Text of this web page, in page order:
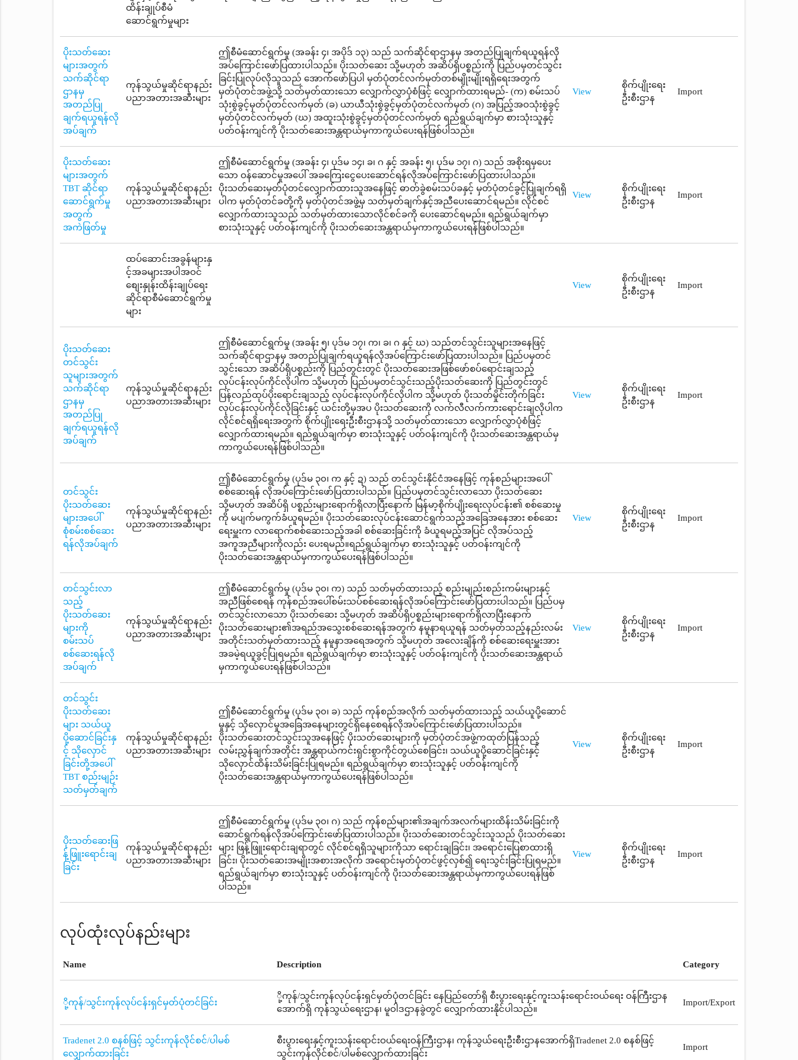
ထိန်းချုပ်စီမံ
ဆောင်ရွက်မှုများ
ပိုးသတ်ဆေး
များအတွက်
သက်ဆိုင်ရာ
ဌာနမှ
အတည်ပြု
ချက်ရယူရန်လို
အပ်ချက်
ကုန်သွယ်မှုဆိုင်ရာနည်း
ပညာအတားအဆီးများ
ဤစီမံဆောင်ရွက်မှု (အခန်း ၄၊ အပိုဒ် ၁၃) သည် သက်ဆိုင်ရာဌာနမှ အတည်ပြုချက်ရယူရန်လို
အပ်ကြောင်းဖော်ပြထားပါသည်။ ပိုးသတ်ဆေး သို့မဟုတ် အဆိပ်ရှိပစ္စည်းကို ပြည်ပမှတင်သွင်း
ခြင်းပြုလုပ်လိုသူသည် အောက်ဖော်ပြပါ မှတ်ပုံတင်လက်မှတ်တစ်မျိုးမျိုးရရှိရေးအတွက်
မှတ်ပုံတင်အဖွဲ့သို့ သတ်မှတ်ထားသော လျှောက်လွှာပုံစံဖြင့် လျှောက်ထားရမည်- (က) စမ်းသပ်
သုံးစွဲခွင့်မှတ်ပုံတင်လက်မှတ် (ခ) ယာယီသုံးစွဲခွင့်မှတ်ပုံတင်လက်မှတ် (ဂ) အပြည့်အဝသုံးစွဲခွင့်
မှတ်ပုံတင်လက်မှတ် (ဃ) အထူးသုံးစွဲခွင့်မှတ်ပုံတင်လက်မှတ် ရည်ရွယ်ချက်မှာ စားသုံးသူနှင့်
ပတ်ဝန်းကျင်ကို ပိုးသတ်ဆေးအန္တရာယ်မှကာကွယ်ပေးရန်ဖြစ်ပါသည်။
View
စိုက်ပျိုးရေး
ဦးစီးဌာန
Import
ပိုးသတ်ဆေး
များအတွက်
TBT ဆိုင်ရာ
ဆောင်ရွက်မှု
အတွက်
အကဲဖြတ်မှု
ကုန်သွယ်မှုဆိုင်ရာနည်း
ပညာအတားအဆီးများ
ဤစီမံဆောင်ရွက်မှု (အခန်း ၄၊ ပုဒ်မ ၁၄၊ ခ၊ ဂ နှင့် အခန်း ၅၊ ပုဒ်မ ၁၇၊ ဂ) သည် အစိုးရမှပေး
သော ဝန်ဆောင်မှုအပေါ် အခကြေးငွေပေးဆောင်ရန်လိုအပ်ကြောင်းဖော်ပြထားပါသည်။
ပိုးသတ်ဆေးမှတ်ပုံတင်လျှောက်ထားသူအနေဖြင့် ဓာတ်ခွဲစမ်းသပ်ခနှင့် မှတ်ပုံတင်ခွင့်ပြုချက်ရရှိ
ပါက မှတ်ပုံတင်ခတို့ကို မှတ်ပုံတင်အဖွဲ့မှ သတ်မှတ်ချက်နှင့်အညီပေးဆောင်ရမည်။ လိုင်စင်
လျှောက်ထားသူသည် သတ်မှတ်ထားသောလိုင်စင်ခကို ပေးဆောင်ရမည်။ ရည်ရွယ်ချက်မှာ
စားသုံးသူနှင့် ပတ်ဝန်းကျင်ကို ပိုးသတ်ဆေးအန္တရာယ်မှကာကွယ်ပေးရန်ဖြစ်ပါသည်။
View
စိုက်ပျိုးရေး
ဦးစီးဌာန
Import
ထပ်ဆောင်းအခွန်များနှ
င့်အခများအပါအဝင်
စျေးနှုန်းထိန်းချုပ်ရေး
ဆိုင်ရာစီမံဆောင်ရွက်မှု
များ
View
စိုက်ပျိုးရေး
ဦးစီးဌာန
Import
ပိုးသတ်ဆေး
တင်သွင်း
သူများအတွက်
သက်ဆိုင်ရာ
ဌာနမှ
အတည်ပြု
ချက်ရယူရန်လို
အပ်ချက်
ကုန်သွယ်မှုဆိုင်ရာနည်း
ပညာအတားအဆီးများ
ဤစီမံဆောင်ရွက်မှု (အခန်း ၅၊ ပုဒ်မ ၁၇၊ က၊ ခ၊ ဂ နှင့် ဃ) သည်တင်သွင်းသူများအနေဖြင့်
သက်ဆိုင်ရာဌာနမှ အတည်ပြုချက်ရယူရန်လိုအပ်ကြောင်းဖော်ပြထားပါသည်။ ပြည်ပမှတင်
သွင်းသော အဆိပ်ရှိပစ္စည်းကို ပြည်တွင်းတွင် ပိုးသတ်ဆေးအဖြစ်ဖော်စပ်ရောင်းချသည့်
လုပ်ငန်းလုပ်ကိုင်လိုပါက သို့မဟုတ် ပြည်ပမှတင်သွင်းသည့်ပိုးသတ်ဆေးကို ပြည်တွင်းတွင်
ပြန်လည်ထုပ်ပိုးရောင်းချသည့် လုပ်ငန်းလုပ်ကိုင်လိုပါက သို့မဟုတ် ပိုးသတ်မှိုင်းတိုက်ခြင်း
လုပ်ငန်းလုပ်ကိုင်လိုခြင်းနှင့် ယင်းတို့မှအပ ပိုးသတ်ဆေးကို လက်လီလက်ကားရောင်းချလိုပါက
လိုင်စင်ရရှိရေးအတွက် စိုက်ပျိုးရေးဦးစီးဌာနသို့ သတ်မှတ်ထားသော လျှောက်လွှာပုံစံဖြင့်
လျှောက်ထားရမည်။ ရည်ရွယ်ချက်မှာ စားသုံးသူနှင့် ပတ်ဝန်းကျင်ကို ပိုးသတ်ဆေးအန္တရာယ်မှ
ကာကွယ်ပေးရန်ဖြစ်ပါသည်။
View
စိုက်ပျိုးရေး
ဦးစီးဌာန
Import
တင်သွင်း
ပိုးသတ်ဆေး
များအပေါ်
စုံစမ်းစစ်ဆေး
ရန်လိုအပ်ချက်
ကုန်သွယ်မှုဆိုင်ရာနည်း
ပညာအတားအဆီးများ
ဤစီမံဆောင်ရွက်မှု (ပုဒ်မ ၃၀၊ က နှင့် ဍ) သည် တင်သွင်းနိုင်ငံအနေဖြင့် ကုန်စည်များအပေါ်
စစ်ဆေးရန် လိုအပ်ကြောင်းဖော်ပြထားပါသည်။ ပြည်ပမှတင်သွင်းလာသော ပိုးသတ်ဆေး
သို့မဟုတ် အဆိပ်ရှိ ပစ္စည်းများရောက်ရှိလာပြီးနောက် မြန်မာ့စိုက်ပျိုးရေးလုပ်ငန်း၏ စစ်ဆေးမှု
ကို မပျက်မကွက်ခံယူရမည်။ ပိုးသတ်ဆေးလုပ်ငန်းဆောင်ရွက်သည့်အခြေအနေအား စစ်ဆေး
ရေးမှူးက လာရောက်စစ်ဆေးသည့်အခါ စစ်ဆေးခြင်းကို ခံယူရမည့်အပြင် လိုအပ်သည့်
အကူအညီများကိုလည်း ပေးရမည်။ရည်ရွယ်ချက်မှာ စားသုံးသူနှင့် ပတ်ဝန်းကျင်ကို
ပိုးသတ်ဆေးအန္တရာယ်မှကာကွယ်ပေးရန်ဖြစ်ပါသည်။
View
စိုက်ပျိုးရေး
ဦးစီးဌာန
Import
တင်သွင်းလာ
သည့်
ပိုးသတ်ဆေး
များကို
စမ်းသပ်
စစ်ဆေးရန်လို
အပ်ချက်
ကုန်သွယ်မှုဆိုင်ရာနည်း
ပညာအတားအဆီးများ
ဤစီမံဆောင်ရွက်မှု (ပုဒ်မ ၃၀၊ က) သည် သတ်မှတ်ထားသည့် စည်းမျည်းစည်းကမ်းများနှင့်
အညီဖြစ်စေရန် ကုန်စည်အပေါ်စမ်းသပ်စစ်ဆေးရန်လိုအပ်ကြောင်းဖော်ပြထားပါသည်။ ပြည်ပမှ
တင်သွင်းလာသော ပိုးသတ်ဆေး သို့မဟုတ် အဆိပ်ရှိပစ္စည်းများရောက်ရှိလာပြီးနောက်
ပိုးသတ်ဆေးများ၏အရည်အသွေးစစ်ဆေးရန်အတွက် နမူနာရယူရန် သတ်မှတ်သည့်နည်းလမ်း
အတိုင်းသတ်မှတ်ထားသည့် နမူနာအရေအတွက် သို့မဟုတ် အလေးချိန်ကို စစ်ဆေးရေးမှူးအား
အခမဲ့ရယူခွင့်ပြုရမည်။ ရည်ရွယ်ချက်မှာ စားသုံးသူနှင့် ပတ်ဝန်းကျင်ကို ပိုးသတ်ဆေးအန္တရာယ်
မှကာကွယ်ပေးရန်ဖြစ်ပါသည်။
View
စိုက်ပျိုးရေး
ဦးစီးဌာန
Import
တင်သွင်း
ပိုးသတ်ဆေး
များ သယ်ယူ
ပို့ဆောင်ခြင်းနှ
င့် သိုလှောင်
ခြင်းတို့အပေါ်
TBT စည်းမျဉ်း
သတ်မှတ်ချက်
ကုန်သွယ်မှုဆိုင်ရာနည်း
ပညာအတားအဆီးများ
ဤစီမံဆောင်ရွက်မှု (ပုဒ်မ ၃၀၊ ခ) သည် ကုန်စည်အလိုက် သတ်မှတ်ထားသည့် သယ်ယူပို့ဆောင်
မှုနှင့် သိုလှောင်မှုအခြေအနေများတွင်ရှိနေစေရန်လိုအပ်ကြောင်းဖော်ပြထားပါသည်။
ပိုးသတ်ဆေးတင်သွင်းသူအနေဖြင့် ပိုးသတ်ဆေးများကို မှတ်ပုံတင်အဖွဲ့ကထုတ်ပြန်သည့်
လမ်းညွှန်ချက်အတိုင်း အန္တရာယ်ကင်းရှင်းစွာကိုင်တွယ်စေခြင်း၊ သယ်ယူပို့ဆောင်ခြင်းနှင့်
သိုလှောင်ထိန်းသိမ်းခြင်းပြုရမည်။ ရည်ရွယ်ချက်မှာ စားသုံးသူနှင့် ပတ်ဝန်းကျင်ကို
ပိုးသတ်ဆေးအန္တရာယ်မှကာကွယ်ပေးရန်ဖြစ်ပါသည်။
View
စိုက်ပျိုးရေး
ဦးစီးဌာန
Import
ပိုးသတ်ဆေးဖြ
န့်ဖြူးရောင်းချ
ခြင်း
ကုန်သွယ်မှုဆိုင်ရာနည်း
ပညာအတားအဆီးများ
ဤစီမံဆောင်ရွက်မှု (ပုဒ်မ ၃၀၊ ဂ) သည် ကုန်စည်များ၏အချက်အလက်များထိန်းသိမ်းခြင်းကို
ဆောင်ရွက်ရန်လိုအပ်ကြောင်းဖော်ပြထားပါသည်။ ပိုးသတ်ဆေးတင်သွင်းသူသည် ပိုးသတ်ဆေး
များ ဖြန့်ဖြူးရောင်းချရာတွင် လိုင်စင်ရရှိသူများကိုသာ ရောင်းချခြင်း၊ အရောင်းပြေစာထားရှိ
ခြင်း၊ ပိုးသတ်ဆေးအမျိုးအစားအလိုက် အရောင်းမှတ်ပုံတင်ဖွင့်လှစ်၍ ရေးသွင်းခြင်းပြုရမည်။
ရည်ရွယ်ချက်မှာ စားသုံးသူနှင့် ပတ်ဝန်းကျင်ကို ပိုးသတ်ဆေးအန္တရာယ်မှကာကွယ်ပေးရန်ဖြစ်
ပါသည်။
View
စိုက်ပျိုးရေး
ဦးစီးဌာန
Import
လုပ်ထုံးလုပ်နည်းများ
Name Description Category
ို့ကုန်/သွင်းကုန်လုပ်ငန်းရှင်မှတ်ပုံတင်ခြင်း
ို့ကုန်/သွင်းကုန်လုပ်ငန်းရှင်မှတ်ပုံတင်ခြင်း နေပြည်တော်ရှိ စီးပွားရေးနှင့်ကူးသန်းရောင်းဝယ်ရေး ဝန်ကြီးဌာန
အောက်ရှိ ကုန်သွယ်ရေးဌာန၊ မူဝါဒဌာနခွဲတွင် လျှောက်ထားနိုင်ပါသည်။
Import/Export
Tradenet 2.0 စနစ်ဖြင့် သွင်းကုန်လိုင်စင်/ပါမစ်
လျှောက်ထားခြင်း
စီးပွားရေးနှင့်ကူးသန်းရောင်းဝယ်ရေးဝန်ကြီးဌာန၊ ကုန်သွယ်ရေးဦးစီးဌာနအောက်ရှိTradenet 2.0 စနစ်ဖြင့်
သွင်းကုန်လိုင်စင်/ပါမစ်လျှောက်ထားခြင်း
Import